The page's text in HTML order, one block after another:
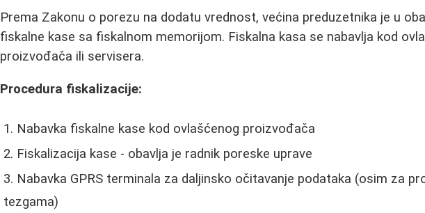
Prema Zakonu o porezu na dodatu vrednost, većina preduzetnika je u
fiskalne kase sa fiskalnom memorijom. Fiskalna kasa se nabavlja kod
proizvođača ili servisera.
Procedura fiskalizacije:
Nabavka fiskalne kase kod ovlašćenog proizvođača
Fiskalizacija kase - obavlja je radnik poreske uprave
Nabavka GPRS terminala za daljinsko očitavanje podataka (osim za
tezgama)